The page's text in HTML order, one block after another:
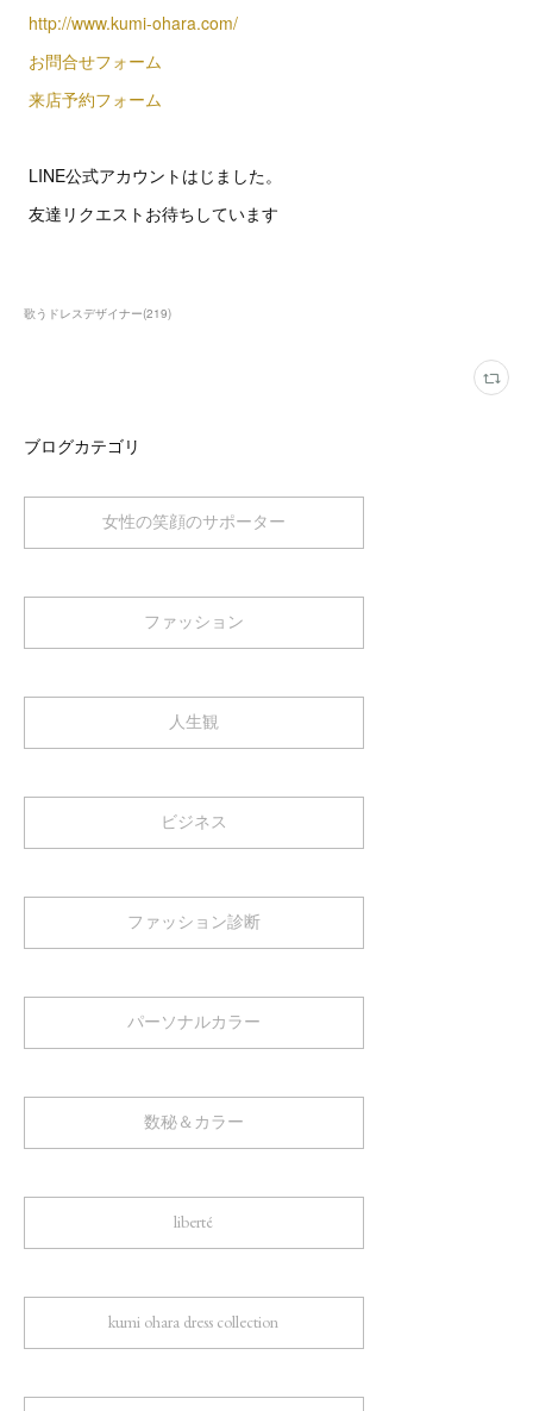
http://www.kumi-ohara.com/
お問合せフォーム
来店予約フォーム
LINE公式アカウントはじました。
友達リクエストお待ちしています
歌うドレスデザイナー(219)
ブログカテゴリ
女性の笑顔のサポーター
ファッション
人生観
ビジネス
ファッション診断
パーソナルカラー
数秘＆カラー
liberté
kumi ohara dress collection